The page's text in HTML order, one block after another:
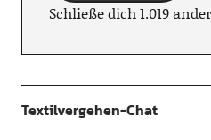
Schließe dich 1.019
Textilvergehen-Chat